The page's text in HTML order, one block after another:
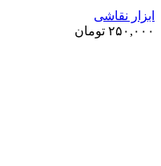
ابزار نقاشی
۲۵۰,۰۰۰ تومان